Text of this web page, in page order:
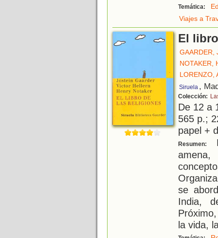
Temática:
Viajes a
El
GAARDER,
NOTAKER,
LORENZO,
Siruela ,
Colección:
De 12 a
565 p.;
papel +
Resumen:
se
India,
la vida,